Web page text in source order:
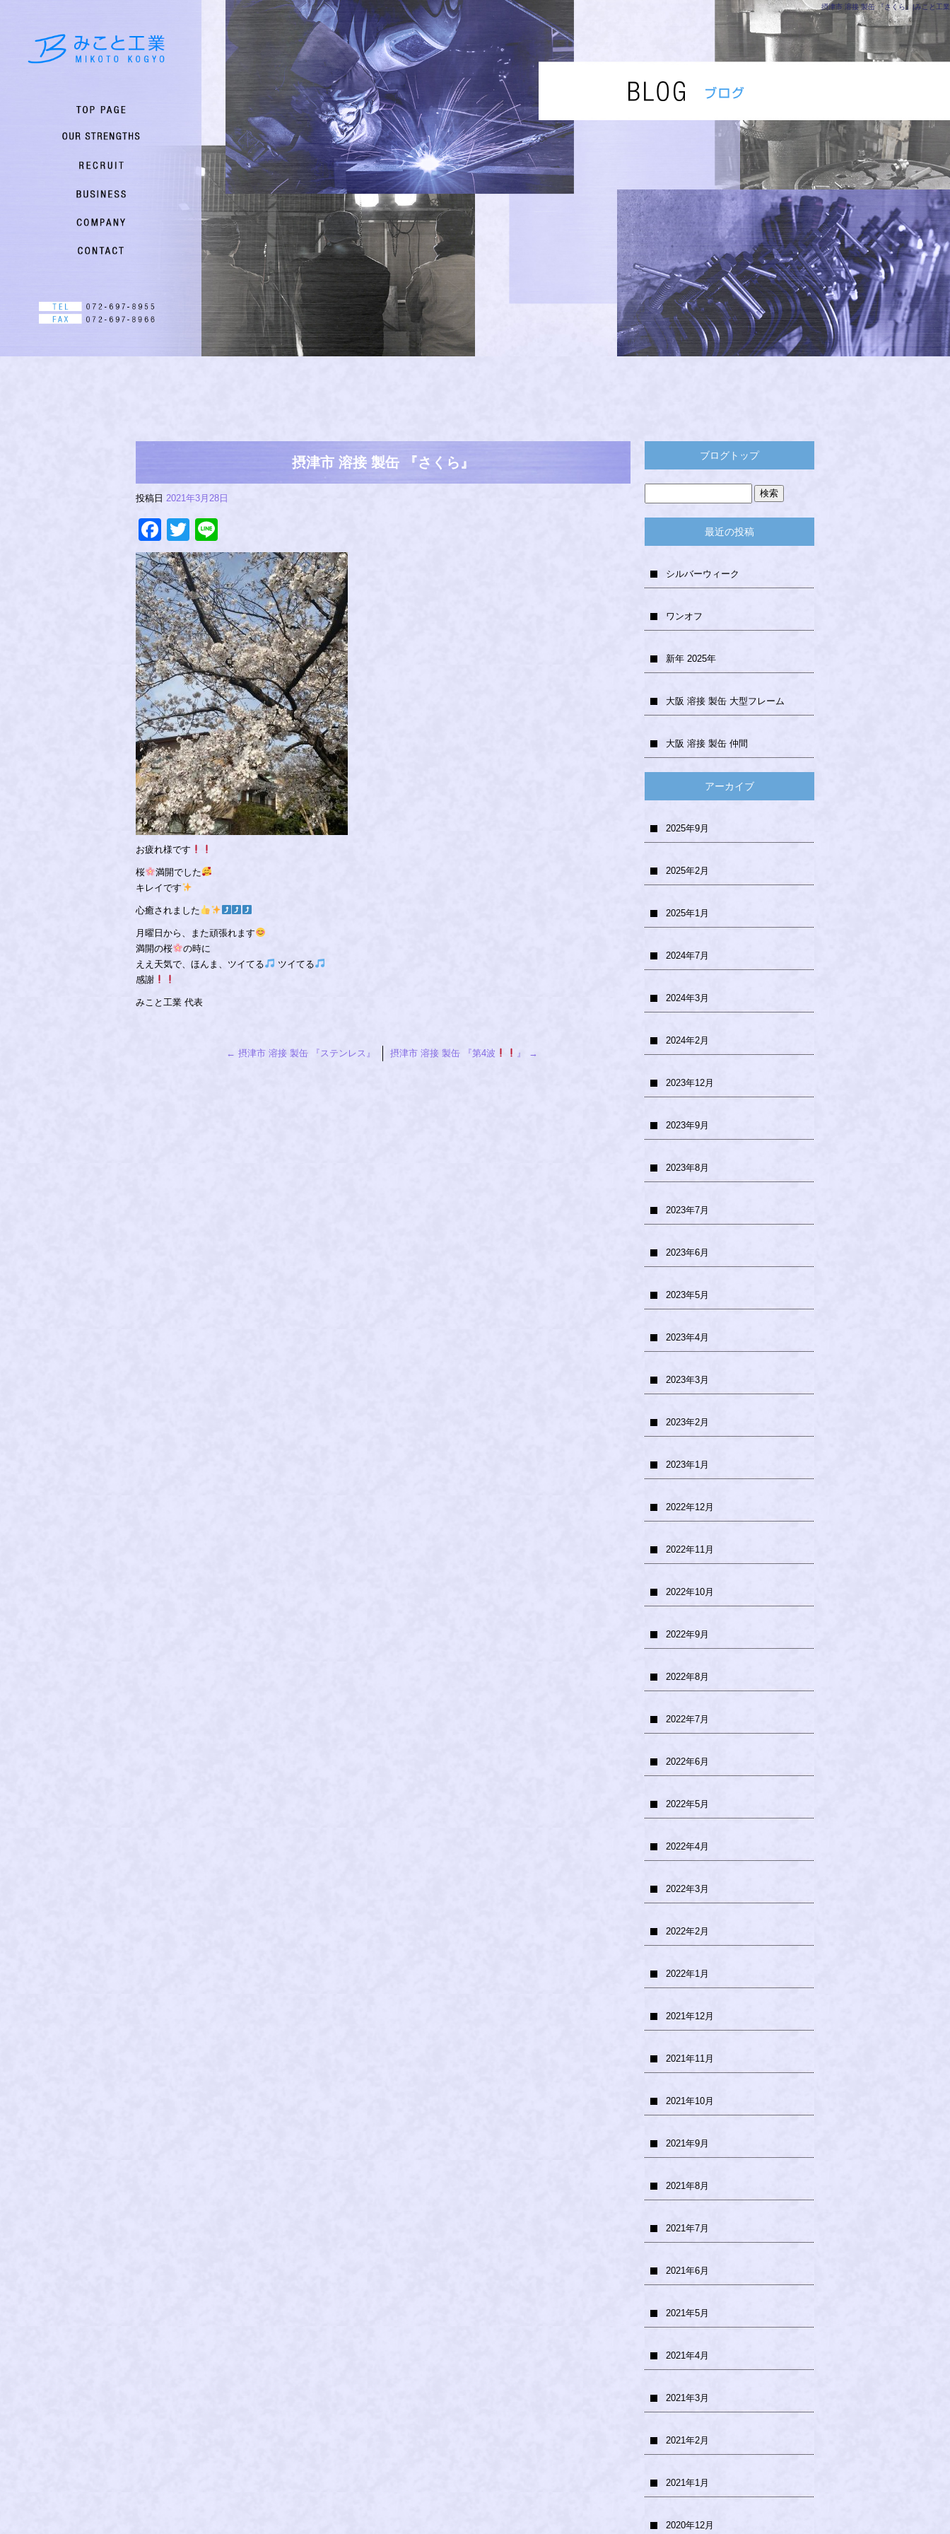
摂津市 溶接 製缶 『さくら』|みこと工業
摂津市 溶接 製缶 『さくら』
投稿日 2021年3月28日
Facebook
Twitter
お疲れ様です
桜
満開でした
キレイです
心癒されました
月曜日から、また頑張れます
満開の桜
の時に
ええ天気で、ほんま、ツイてる
ツイてる
感謝
みこと工業 代表
← 摂津市 溶接 製缶 『ステンレス』 摂津市 溶接 製缶 『第4波 』 →
ブログトップ
最近の投稿
シルバーウィーク
ワンオフ
新年 2025年
大阪 溶接 製缶 大型フレーム
大阪 溶接 製缶 仲間
アーカイブ
2025年9月
2025年2月
2025年1月
2024年7月
2024年3月
2024年2月
2023年12月
2023年9月
2023年8月
2023年7月
2023年6月
2023年5月
2023年4月
2023年3月
2023年2月
2023年1月
2022年12月
2022年11月
2022年10月
2022年9月
2022年8月
2022年7月
2022年6月
2022年5月
2022年4月
2022年3月
2022年2月
2022年1月
2021年12月
2021年11月
2021年10月
2021年9月
2021年8月
2021年7月
2021年6月
2021年5月
2021年4月
2021年3月
2021年2月
2021年1月
2020年12月